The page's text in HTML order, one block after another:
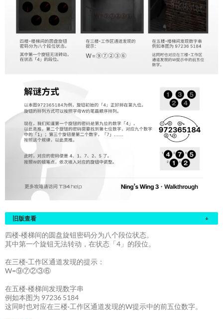
旧版查看 +
四楼·楼梯间的圆盘旋钮密码分为八个段位状态。
其中第一个旋钮无法转动，在状态「4」的段位。
在三楼·工作区通道发现的提示：
W=⑨⑦②③⑥
在五楼·楼梯间发现数字串
例如本图为 97236 5184
这同时也对应在三楼·工作区通道发现的W提示中的前五位数字。